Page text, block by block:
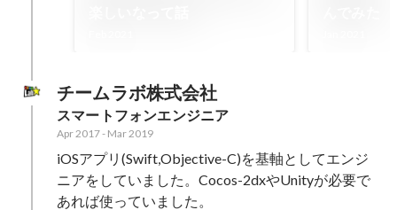
チームラボ株式会社
スマートフォンエンジニア
Apr 2017- Mar 2019
iOSアプリ(Swift,Objective-C)を基軸としてエンジ
ニアをしていました。Cocos-2dxやUnityが必要で
あれば使っていました。